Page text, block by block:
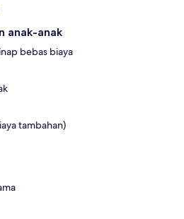
anak-anak
bebas biaya
tambahan)